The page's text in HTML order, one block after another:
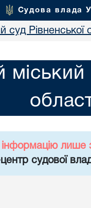
Судова влада
суд Рівненської
міський
лише
судової